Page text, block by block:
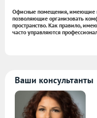
Офисные помещения, имеющие
позволяющие организовать
пространство. Как правило,
часто управляются
Ваши консультанты